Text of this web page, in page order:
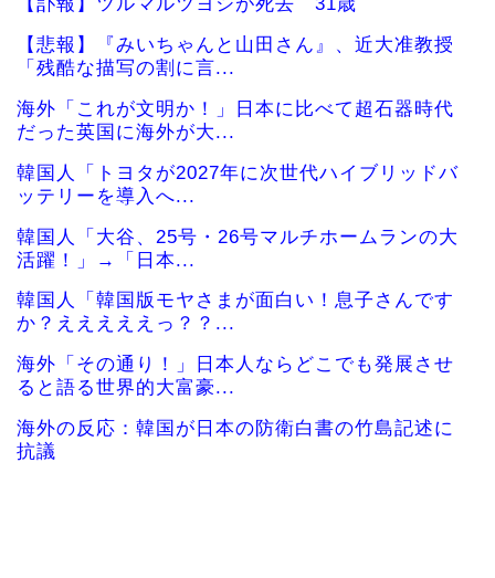
【悲報】『みいちゃんと山田さん』、近大准教授
「残酷な描写の割に言...
海外「これが文明か！」日本に比べて超石器時代
だった英国に海外が大...
韓国人「トヨタが2027年に次世代ハイブリッドバ
ッテリーを導入へ...
韓国人「大谷、25号・26号マルチホームランの大
活躍！」→「日本...
韓国人「韓国版モヤさまが面白い！息子さんです
か？えええええっ？？...
海外「その通り！」日本人ならどこでも発展させ
ると語る世界的大富豪...
海外の反応：韓国が日本の防衛白書の竹島記述に
抗議